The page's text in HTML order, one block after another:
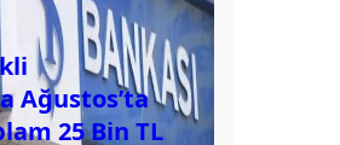
Ağustos’ta
25 Bin TL